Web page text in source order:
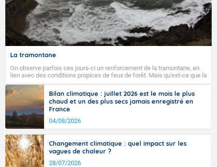
La tramontane
On observe parfois ces jours-ci un renforcement de la tramontane, en
lien avec des conditions propices de feux de forêt. Mais qu'est-ce que la
tramontane ? Quelles sont ses caractéristiques ? La tramontane est un
vent turbulent soufflant de secteur nord-ouest à nord, ou ouest à nord-
ouest, dans un secteur qui part du Roussillon à la vallée de l’Aude et à
l’ouest de l’Hérault. L’étymologie de ce vent vient du latin trasmontanus,
signifiant au-delà des monts, en allusion aux régions montagneuses
d’où provient ce vent.
Bilan climatique : juillet 2026 est le mois le plus
chaud et un des plus secs jamais enregistré en
France
04/08/2026
Changement climatique : quel impact sur les
vagues de chaleur ?
28/07/2026